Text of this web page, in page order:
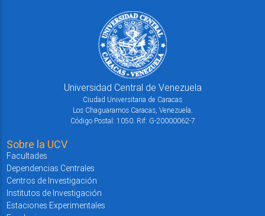
Universidad Central de Venezuela
Ciudad Universitaria de Caracas
Los Chaguaramos Caracas, Venezuela.
Código Postal: 1050. Rif: G-20000062-7
Sobre la UCV
Facultades
Dependencias Centrales
Centros de Investigación
Institutos de Investigación
Estaciones Experimentales